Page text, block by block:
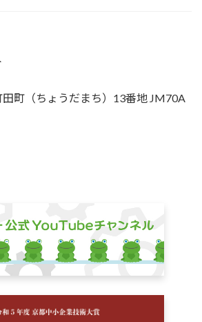
町（ちょうだまち）13番地 JM70A